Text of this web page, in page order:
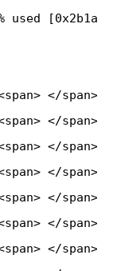
used
</
</
</
</
</
</
</